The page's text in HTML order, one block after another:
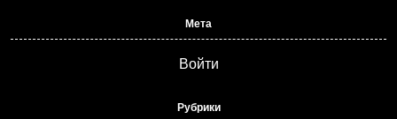
Мета
Войти
Рубрики